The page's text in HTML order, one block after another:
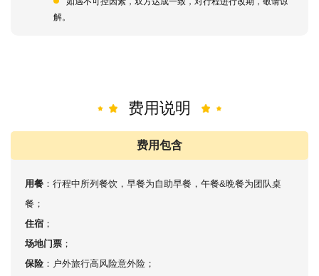
解。
费用说明
费用包含
用餐 ：行程中所列餐饮，早餐为自助早餐，午餐&晩餐为团队桌
餐；
住宿 ；
场地门票 ；
保险 ：户外旅行高风险意外险；